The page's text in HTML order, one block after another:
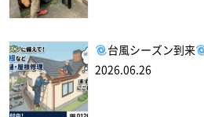
台風シーズン到来
2026.06.26